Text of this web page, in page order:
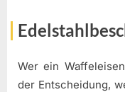
Wer ein
der Entscheidung,